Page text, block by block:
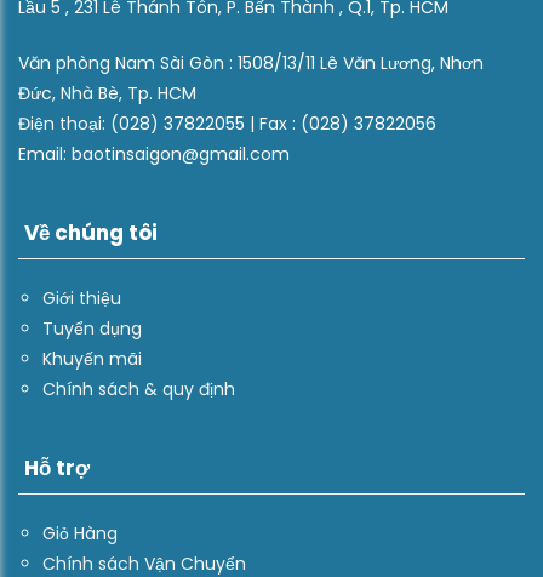
Lầu 5 , 231 Lê Thánh Tôn, P. Bến Thành , Q.1, Tp. HCM
Văn phòng Nam Sài Gòn : 1508/13/11 Lê Văn Lương, Nhơn
Đức, Nhà Bè, Tp. HCM
Điện thoại: (028) 37822055 | Fax : (028) 37822056
Email: baotinsaigon@gmail.com
Về chúng tôi
Giới thiệu
Tuyển dụng
Khuyến mãi
Chính sách & quy định
Hỗ trợ
Giỏ Hàng
Chính sách Vận Chuyển